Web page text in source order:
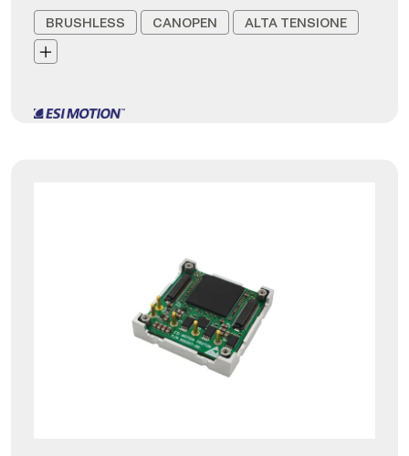
BRUSHLESS CANOPEN ALTA TENSIONE